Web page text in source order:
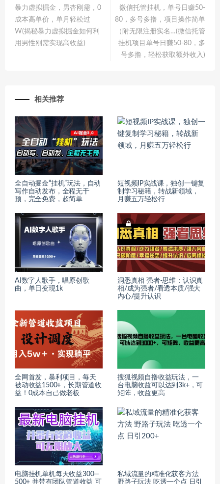
暴力虚拟掘金，男杏刚需，0
成本高单价，单月轻松过
W(揭秘暴力虚拟掘金如何利
用男性刚需实现高收益)
微信托管挂机，单号日赚50-
80，多号多撸，项目操作简单
（附无限注册实名…(微信托管
挂机项目单号日赚50-80，多
号多撸，轻松获取额外收入)
相关推荐
全自动掘金“挂机”玩法，自动
写作自动发布，全程无干
预，完全免费，超简单
短视频IP实战课，独创一键复
制学习秘籍，转战新领域，
月赚五万轻松行
AI数字人歌手，唱原创歌
曲，单日变现1k
洞悉真相 强者-思维：认识真
相/成为强者/看透本质/强大
内心/提升认识
全网首发，暴利项目，每天
被动收益1500+，长期管道收
益！0成本自己做老板
搜狐视频自撸收益玩法，一
台电脑收益可以达到3k+，可
矩阵，收益更高
电脑挂机单机每天收益300—
500+ 并带有团队管道收益 可
私域流量的精准化获客方法
野路子玩法 吃透一个点 日引